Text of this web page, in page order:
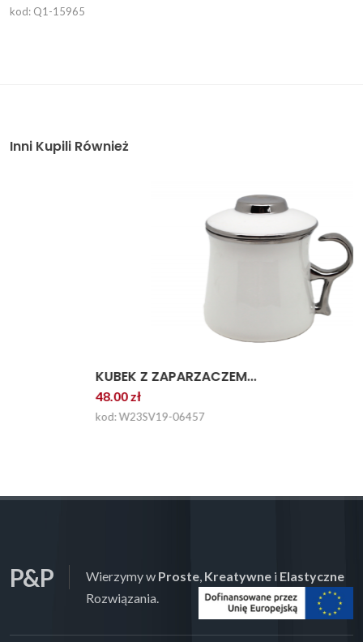
kod: Q1-15965
Inni Kupili Również
KUBEK Z ZAPARZACZEM...
kod: W23SV19-06457
P&P Wierzymy w Proste, Kreatywne i Elastyczne
Rozwiązania.